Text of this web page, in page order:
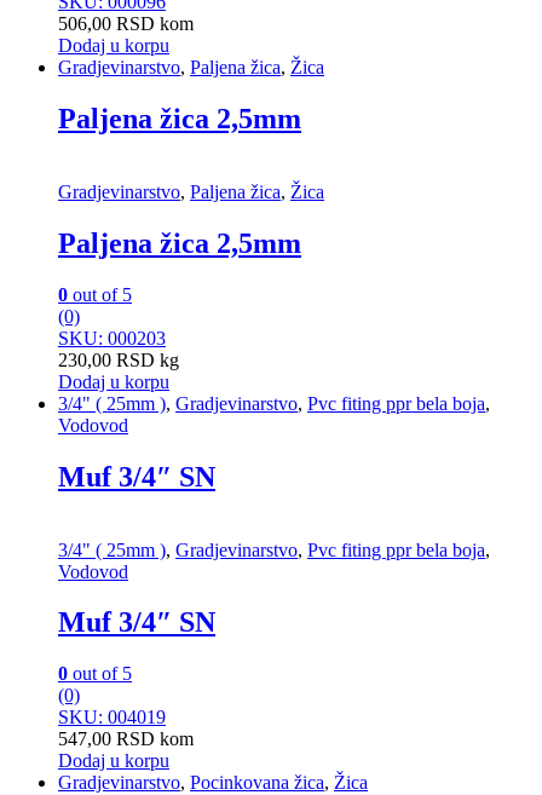
506,00 RSD kom
Dodaj u korpu
Gradjevinarstvo, Paljena žica, Žica
Paljena žica 2,5mm
Gradjevinarstvo, Paljena žica, Žica
Paljena žica 2,5mm
0 out of 5
(0)
SKU: 000203
230,00 RSD kg
Dodaj u korpu
3/4" ( 25mm ), Gradjevinarstvo, Pvc fiting ppr bela boja,
Vodovod
Muf 3/4″ SN
3/4" ( 25mm ), Gradjevinarstvo, Pvc fiting ppr bela boja,
Vodovod
Muf 3/4″ SN
0 out of 5
(0)
SKU: 004019
547,00 RSD kom
Dodaj u korpu
Gradjevinarstvo, Pocinkovana žica, Žica